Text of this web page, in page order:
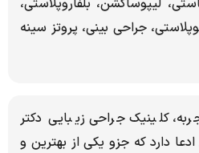
جراحی بینی، پروتز سینه
تجربه، کلینیک جراحی زیبایى دکتر
دارد که جزو یکى از بهترین و